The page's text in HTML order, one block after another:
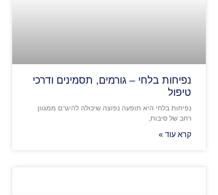
נפיחות בלחי – גורמים, תסמינים ודרכי
טיפול
נפיחות בלחי היא תופעה נפוצה שיכולה להיגרם ממגוון
רחב של סיבות,
קרא עוד »